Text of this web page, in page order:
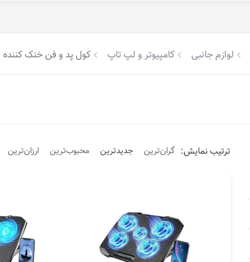
لوازم جانبی کامپیوتر و لپ تاپ کول پد و فن خنک کننده
ترتیب نمایش: گران‌ترین جدیدترین محبوب‌ترین ارزان‌ترین